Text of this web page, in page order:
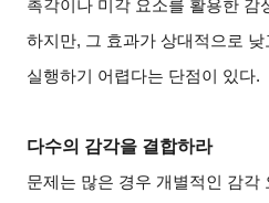
촉각이나 미각 요소를 활용한 감
하지만, 그 효과가 상대적으로
실행하기 어렵다는 단점이 있다.
다수의 감각을 결합하라
문제는 많은 경우 개별적인 감각